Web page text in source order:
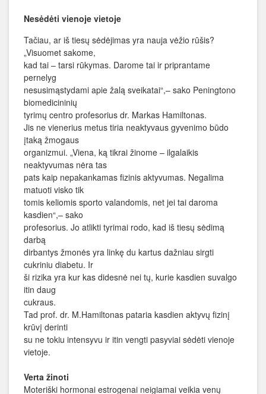
Nesėdėti vienoje vietoje
Tačiau, ar iš tiesų sėdėjimas yra nauja vėžio rūšis?
„Visuomet sakome,
kad tai – tarsi rūkymas. Darome tai ir priprantame
pernelyg
nesusimąstydami apie žalą sveikatai“,– sako Peningtono
biomedicininių
tyrimų centro profesorius dr. Markas Hamiltonas.
Jis ne vienerius metus tiria neaktyvaus gyvenimo būdo
įtaką žmogaus
organizmui. „Viena, ką tikrai žinome – ilgalaikis
neaktyvumas nėra tas
pats kaip nepakankamas fizinis aktyvumas. Negalima
matuoti visko tik
tomis keliomis sporto valandomis, net jei tai daroma
kasdien“,– sako
profesorius. Jo atlikti tyrimai rodo, kad iš tiesų sėdimą
darbą
dirbantys žmonės yra linkę du kartus dažniau sirgti
cukriniu diabetu. Ir
ši rizika yra kur kas didesnė nei tų, kurie kasdien suvalgo
itin daug
cukraus.
Tad prof. dr. M.Hamiltonas pataria kasdien aktyvų fizinį
krūvį derinti
su ne tokiu intensyvu ir itin vengti pasyviai sėdėti vienoje
vietoje.
Verta žinoti
Moteriški hormonai estrogenai neigiamai veikia venų